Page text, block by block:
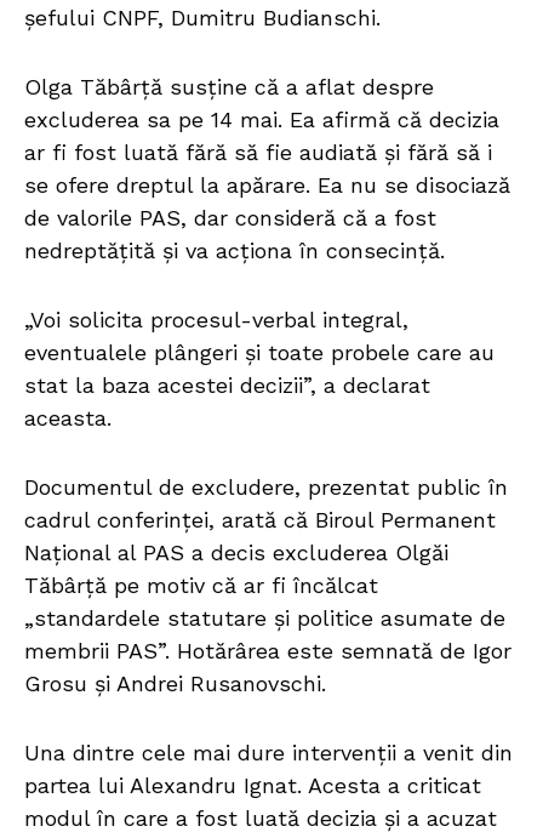
șefului CNPF, Dumitru Budianschi.
Olga Tăbârță susține că a aflat despre
excluderea sa pe 14 mai. Ea afirmă că decizia
ar fi fost luată fără să fie audiată și fără să i
se ofere dreptul la apărare. Ea nu se disociază
de valorile PAS, dar consideră că a fost
nedreptățită și va acționa în consecință.
„Voi solicita procesul-verbal integral,
eventualele plângeri și toate probele care au
stat la baza acestei decizii”, a declarat
aceasta.
Documentul de excludere, prezentat public în
cadrul conferinței, arată că Biroul Permanent
Național al PAS a decis excluderea Olgăi
Tăbârță pe motiv că ar fi încălcat
„standardele statutare și politice asumate de
membrii PAS”. Hotărârea este semnată de Igor
Grosu și Andrei Rusanovschi.
Una dintre cele mai dure intervenții a venit din
partea lui Alexandru Ignat. Acesta a criticat
modul în care a fost luată decizia și a acuzat